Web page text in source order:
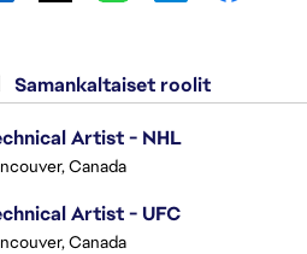
Samankaltaiset roolit
Artist - NHL
Canada
Artist - UFC
Canada